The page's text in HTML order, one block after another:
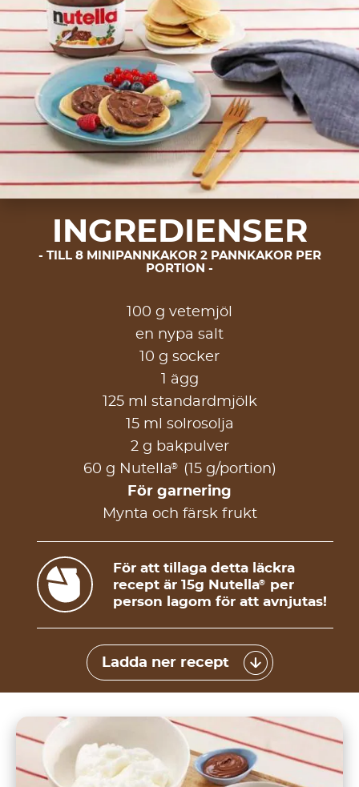
INGREDIENSER
TILL 8 MINIPANNKAKOR 2 PANNKAKOR PER
PORTION
100 g vetemjöl
en nypa salt
10 g socker
1 ägg
125 ml standardmjölk
15 ml solrosolja
2 g bakpulver
60 g Nutella®
(15 g/portion)
För garnering
Mynta och färsk frukt
För att tillaga detta läckra
recept är 15g Nutella®
per
person lagom för att avnjutas!
Ladda ner recept